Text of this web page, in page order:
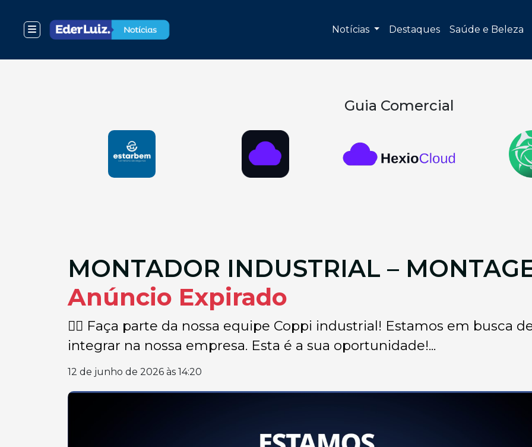
Notícias Destaques Saúde e Beleza
Guia Comercial
MONTADOR INDUSTRIAL –
Anúncio Expirado
👉🏽 Faça parte da nossa equipe Coppi industrial! Estamos em busca
integrar na nossa empresa. Esta é a sua oportunidade!...
12 de junho de 2026 às 14:20